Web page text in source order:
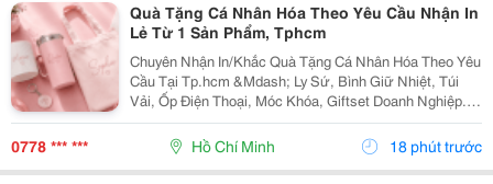
Quà Tặng Cá Nhân Hóa Theo Yêu Cầu Nhận In
Lẻ Từ 1 Sản Phẩm, Tphcm
Chuyên Nhận In/Khắc Quà Tặng Cá Nhân Hóa Theo Yêu
Cầu Tại Tp.hcm &Mdash; Ly Sứ, Bình Giữ Nhiệt, Túi
Vải, Ốp Điện Thoại, Móc Khóa, Giftset Doanh Nghiệp. -
Nhận In Lẻ Từ 1 Sản Phẩm, Không Bắt Số Lượng Tối
Thiểu - Khắc Tên, In Hình, In Logo Theo...
0778 *** *** Hồ Chí Minh 18 phút trước